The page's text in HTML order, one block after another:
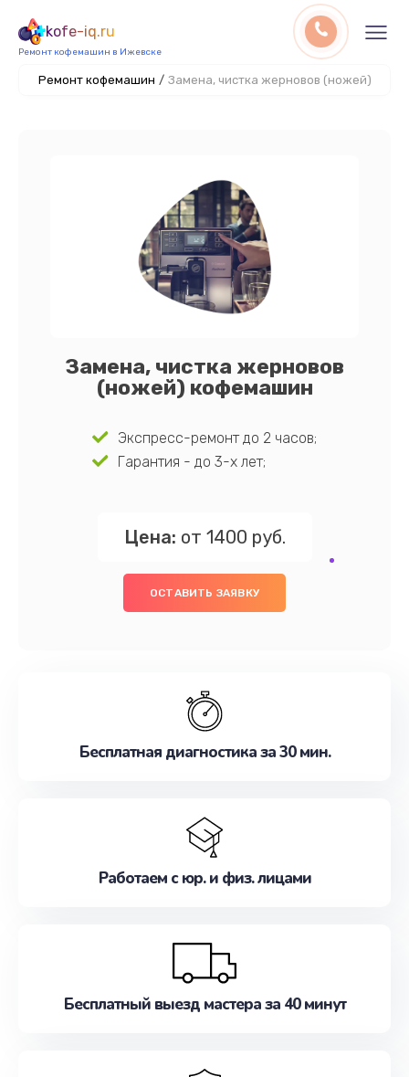
kofe-iq.ru
Ремонт кофемашин в Ижевске
Ремонт кофемашин / Замена, чистка жерновов (ножей)
Замена, чистка жерновов
(ножей) кофемашин
Экспресс-ремонт до 2 часов;
Гарантия - до 3-х лет;
Цена: от 1400 руб.
ОСТАВИТЬ ЗАЯВКУ
Бесплатная диагностика за 30 мин.
Работаем с юр. и физ. лицами
Бесплатный выезд мастера за 40 минут